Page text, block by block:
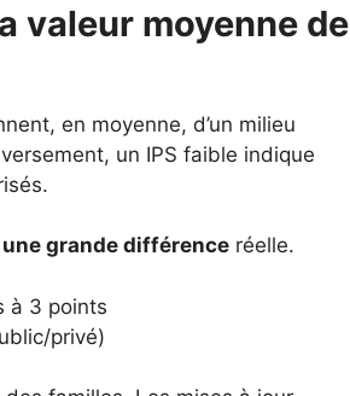
valeur moyenne de
en moyenne, d’un milieu
un IPS faible indique
une grande différence réelle.
à 3 points
privé)